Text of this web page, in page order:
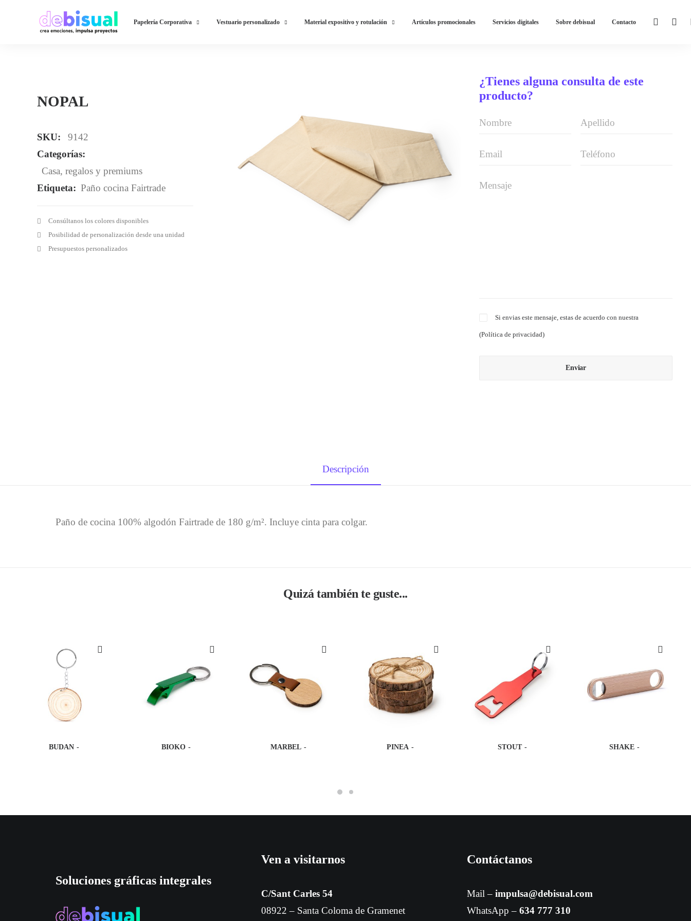
Papelería Corporativa Vestuario personalizado Material expositivo y rotulación Artículos promocionales Servicios digitales Sobre debisual Contacto
NOPAL
SKU:
9142
Categorías:
Casa, regalos y premiums
Etiqueta: Paño cocina Fairtrade
Consúltanos los colores disponibles
Posibilidad de personalización desde una unidad
Presupuestos personalizados
¿Tienes alguna consulta de este
producto?
Si envias este mensaje, estas de acuerdo con nuestra
(Política de privacidad)
Descripción
Paño de cocina 100% algodón Fairtrade de 180 g/m². Incluye cinta para colgar.
Quizá también te guste...
BUDAN BIOKO MARBEL PINEA STOUT SHAKE
Soluciones gráficas integrales
Ven a visitarnos
C/Sant Carles 54
08922 – Santa Coloma de Gramenet
Contáctanos
Mail – impulsa@debisual.com
WhatsApp – 634 777 310